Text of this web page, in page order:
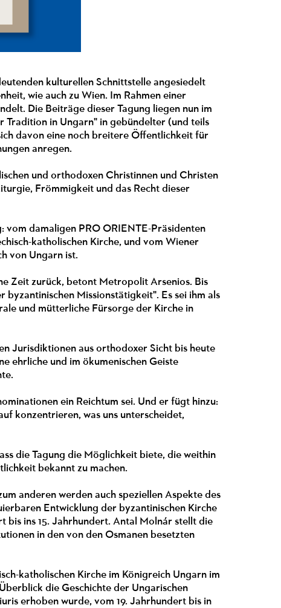
kulturellen Schnittstelle angesiedelt
wie auch zu Wien. Im Rahmen einer
Die Beiträge dieser Tagung liegen nun im
Tradition in Ungarn" in gebündelter (und teils
davon eine noch breitere Öffentlichkeit für
anregen.
und orthodoxen Christinnen und Christen
Frömmigkeit und das Recht dieser
damaligen PRO ORIENTE-Präsidenten
katholischen Kirche, und vom Wiener
von Ungarn ist.
Zeit zurück, betont Metropolit Arsenios. Bis
byzantinischen Missionstätigkeit". Es sei ihm als
und mütterliche Fürsorge der Kirche in
Jurisdiktionen aus orthodoxer Sicht bis heute
ehrliche und im ökumenischen Geiste
ein Reichtum sei. Und er fügt hinzu:
konzentrieren, was uns unterscheidet,
die Tagung die Möglichkeit biete, die weithin
bekannt zu machen.
anderen werden auch speziellen Aspekte des
Entwicklung der byzantinischen Kirche
bis ins 15. Jahrhundert. Antal Molnár stellt die
in den von den Osmanen besetzten
katholischen Kirche im Königreich Ungarn im
die Geschichte der Ungarischen
erhoben wurde, vom 19. Jahrhundert bis in